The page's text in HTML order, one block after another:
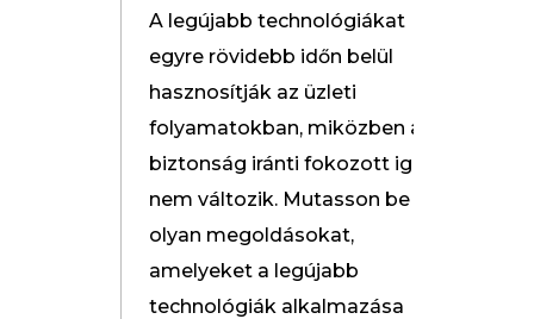
A legújabb technológiákat
egyre rövidebb időn belül
hasznosítják az üzleti
folyamatokban, miközben a
biztonság iránti fokozott igény
nem változik. Mutasson be
olyan megoldásokat,
amelyeket a legújabb
technológiák alkalmazása